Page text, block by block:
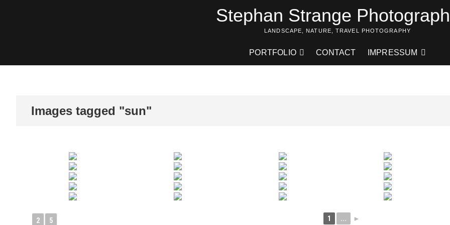
Stephan Strange
LANDSCAPE, NATURE, TRAVEL PHOTOGRAPHY
PORTFOLIO CONTACT IMPRESSUM
Images tagged "sun"
1
2 ...
5 ►